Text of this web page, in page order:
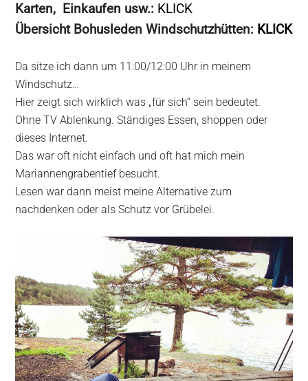
Karten, Einkaufen usw.: KLICK
Übersicht Bohusleden Windschutzhütten: KLICK
Da sitze ich dann um 11:00/12:00 Uhr in meinem
Windschutz…
Hier zeigt sich wirklich was „für sich“ sein bedeutet.
Ohne TV Ablenkung. Ständiges Essen, shoppen oder
dieses Internet.
Das war oft nicht einfach und oft hat mich mein
Mariannengrabentief besucht.
Lesen war dann meist meine Alternative zum
nachdenken oder als Schutz vor Grübelei.